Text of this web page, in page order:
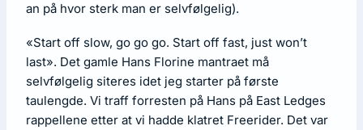
an på hvor sterk man er selvfølgelig).
«Start off slow, go go go. Start off fast, just won’t
last». Det gamle Hans Florine mantraet må
selvfølgelig siteres idet jeg starter på første
taulengde. Vi traff forresten på Hans på East Ledges
rappellene etter at vi hadde klatret Freerider. Det var